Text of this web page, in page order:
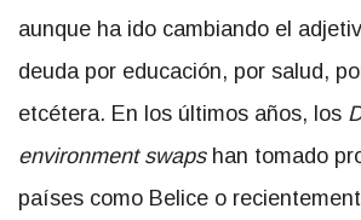
aunque ha ido cambiando el
deuda por educación, por salud,
etcétera. En los últimos años, los
environment swapshan tomado
países como Belice o